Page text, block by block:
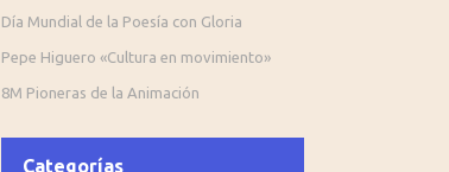
Día Mundial de la Poesía con Gloria
Pepe Higuero «Cultura en movimiento»
8M Pioneras de la Animación
Categorías